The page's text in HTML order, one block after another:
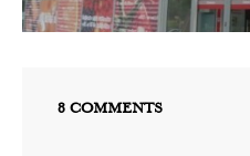
8 COMMENTS